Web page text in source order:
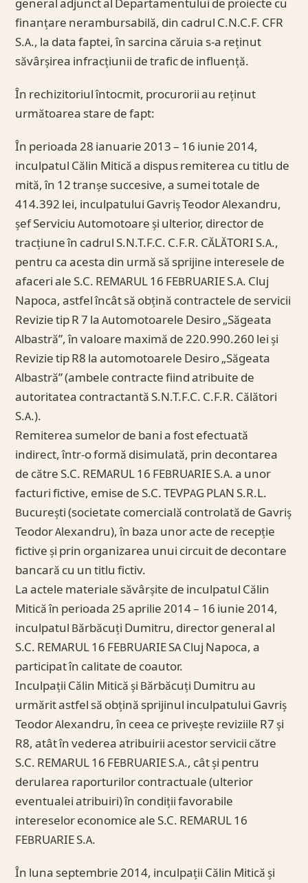
general adjunct al Departamentului de proiecte cu
finanțare nerambursabilă, din cadrul C.N.C.F. CFR
S.A., la data faptei, în sarcina căruia s-a reținut
săvârșirea infracțiunii de trafic de influență.
În rechizitoriul întocmit, procurorii au reținut
următoarea stare de fapt:
În perioada 28 ianuarie 2013 – 16 iunie 2014,
inculpatul Călin Mitică a dispus remiterea cu titlu de
mită, în 12 tranșe succesive, a sumei totale de
414.392 lei, inculpatului Gavriș Teodor Alexandru,
șef Serviciu Automotoare și ulterior, director de
tracțiune în cadrul S.N.T.F.C. C.F.R. CĂLĂTORI S.A.,
pentru ca acesta din urmă să sprijine interesele de
afaceri ale S.C. REMARUL 16 FEBRUARIE S.A. Cluj
Napoca, astfel încât să obțină contractele de servicii
Revizie tip R 7 la Automotoarele Desiro „Săgeata
Albastră”, în valoare maximă de 220.990.260 lei și
Revizie tip R8 la automotoarele Desiro „Săgeata
Albastră” (ambele contracte fiind atribuite de
autoritatea contractantă S.N.T.F.C. C.F.R. Călători
S.A.).
Remiterea sumelor de bani a fost efectuată
indirect, într-o formă disimulată, prin decontarea
de către S.C. REMARUL 16 FEBRUARIE S.A. a unor
facturi fictive, emise de S.C. TEVPAG PLAN S.R.L.
București (societate comercială controlată de Gavriș
Teodor Alexandru), în baza unor acte de recepție
fictive și prin organizarea unui circuit de decontare
bancară cu un titlu fictiv.
La actele materiale săvârșite de inculpatul Călin
Mitică în perioada 25 aprilie 2014 – 16 iunie 2014,
inculpatul Bărbăcuți Dumitru, director general al
S.C. REMARUL 16 FEBRUARIE SA Cluj Napoca, a
participat în calitate de coautor.
Inculpații Călin Mitică și Bărbăcuți Dumitru au
urmărit astfel să obțină sprijinul inculpatului Gavriș
Teodor Alexandru, în ceea ce privește reviziile R7 și
R8, atât în vederea atribuirii acestor servicii către
S.C. REMARUL 16 FEBRUARIE S.A., cât și pentru
derularea raporturilor contractuale (ulterior
eventualei atribuiri) în condiții favorabile
intereselor economice ale S.C. REMARUL 16
FEBRUARIE S.A.
În luna septembrie 2014, inculpații Călin Mitică și